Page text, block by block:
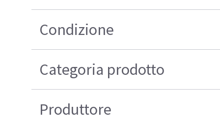
Condizione
Categoria prodotto
Produttore